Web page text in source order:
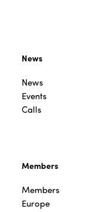
News
News
Events
Calls
Members
Members
Europe